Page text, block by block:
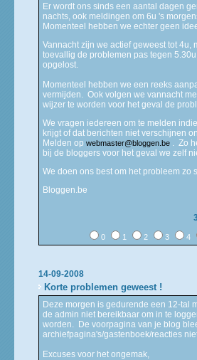
Er wordt ons sinds een aantal dagen
nachts, ook meldingen om 6u 's
Momenteel hebben we echter geen
Vannacht zijn we actief geweest tot
toevallig de problemen pas tegen
opgelost.
Momenteel hebben we een reeks
vermijden. Ook volgen we vannacht
wijzer te worden voor het geval de
We vragen iedereen om te melden
krijgt of dat berichten niet verschijnen
Melden op webmaster@bloggen.be . Zo
bij de bloggers voor het geval we zelf
We doen ons best om het probleem
Bloggen.be
0 1 2 3 4
14-09-2008
Korte problemen geweest !
Deze morgen is gedurende een 12-tal
de admin niet bereikbaar om in te
worden. De voorpagina van je blog
archiefpagina's/gastenboek/reacties
Excuses voor het ongemak,